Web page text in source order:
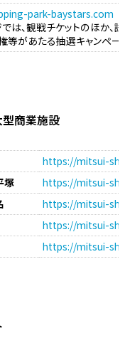
park-baystars.com
は、観戦チケットのほか、
等があたる抽選キャンペー
商業施設
https://mitsui-
塚
https://mitsui-
https://mitsui-
https://mitsui-
https://mitsui-